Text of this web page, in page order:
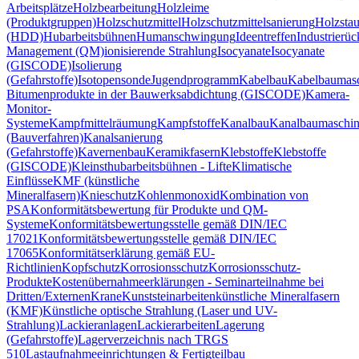
ArbeitsplätzeHolzbearbeitungHolzleime
(Produktgruppen)HolzschutzmittelHolzschutzmittelsanierung
(HDD)HubarbeitsbühnenHumanschwingungIdeentreffen
Management (QM)ionisierende StrahlungIsocyanateIsocyanate
(GISCODE)Isolierung
(Gefahrstoffe)IsotopensondeJugendprogrammKabelbau
Bitumenprodukte in der Bauwerksabdichtung (GISCODE)Kamera-
Monitor-
SystemeKampfmittelräumungKampfstoffeKanalbau
(Bauverfahren)Kanalsanierung
(Gefahrstoffe)KavernenbauKeramikfasernKlebstoffeKlebstoffe
(GISCODE)Kleinsthubarbeitsbühnen - LifteKlimatische
EinflüsseKMF (künstliche
Mineralfasern)KnieschutzKohlenmonoxidKombination von
PSAKonformitätsbewertung für Produkte und QM-
SystemeKonformitätsbewertungsstelle gemäß DIN/IEC
17021Konformitätsbewertungsstelle gemäß DIN/IEC
17065Konformitätserklärung gemäß EU-
RichtlinienKopfschutzKorrosionsschutzKorrosionsschutz-
ProdukteKostenübernahmeerklärungen - Seminarteilnahme bei
Dritten/ExternenKraneKunststeinarbeitenkünstliche Mineralfasern
(KMF)Künstliche optische Strahlung (Laser und UV-
Strahlung)LackieranlagenLackierarbeitenLagerung
(Gefahrstoffe)Lagerverzeichnis nach TRGS
510Lastaufnahmeeinrichtungen & Fertigteilbau